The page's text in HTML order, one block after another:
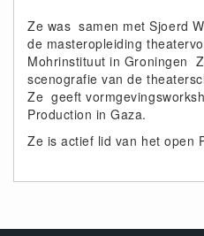
Ze was samen met Sjoerd
de masteropleiding
Mohrinstituut in Groningen
scenografie van de
Ze geeft
Production in Gaza.
Ze is actief lid van het open